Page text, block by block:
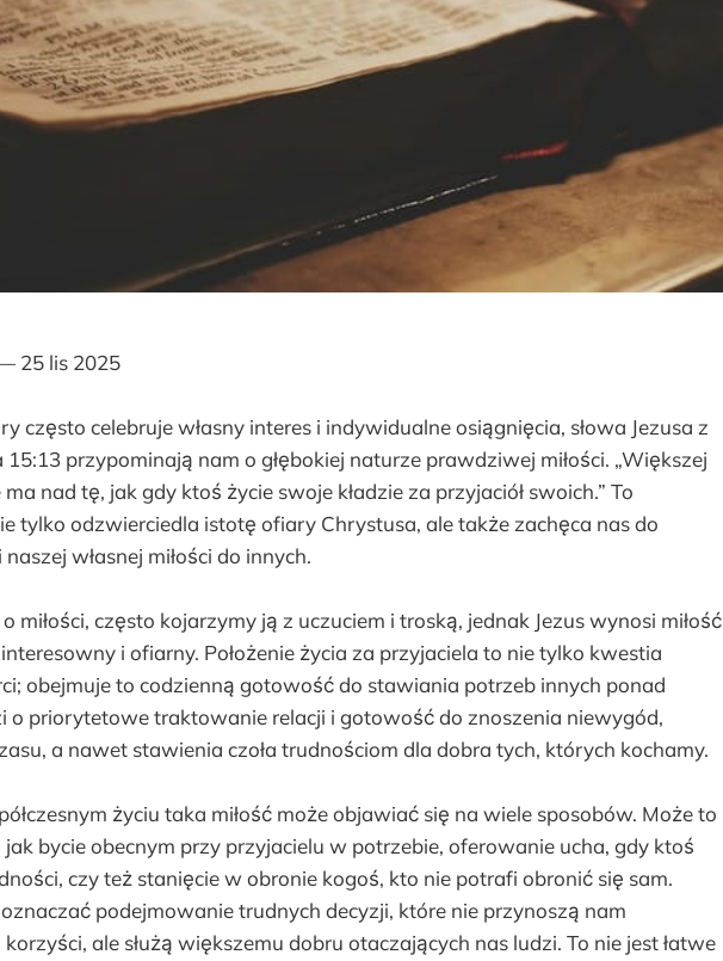
25 lis 2025
często celebruje własny interes i indywidualne osiągnięcia, słowa Jezusa z
15:13 przypominają nam o głębokiej naturze prawdziwej miłości. „Większej
ma nad tę, jak gdy ktoś życie swoje kładzie za przyjaciół swoich.” To
tylko odzwierciedla istotę ofiary Chrystusa, ale także zachęca nas do
własnej miłości do innych.
miłości, często kojarzymy ją z uczuciem i troską, jednak Jezus wynosi miłość
i ofiarny. Położenie życia za przyjaciela to nie tylko kwestia
obejmuje to codzienną gotowość do stawiania potrzeb innych ponad
o priorytetowe traktowanie relacji i gotowość do znoszenia niewygód,
a nawet stawienia czoła trudnościom dla dobra tych, których kochamy.
życiu taka miłość może objawiać się na wiele sposobów. Może to
jak bycie obecnym przy przyjacielu w potrzebie, oferowanie ucha, gdy ktoś
czy też stanięcie w obronie kogoś, kto nie potrafi obronić się sam.
podejmowanie trudnych decyzji, które nie przynoszą nam
ale służą większemu dobru otaczających nas ludzi. To nie jest łatwe